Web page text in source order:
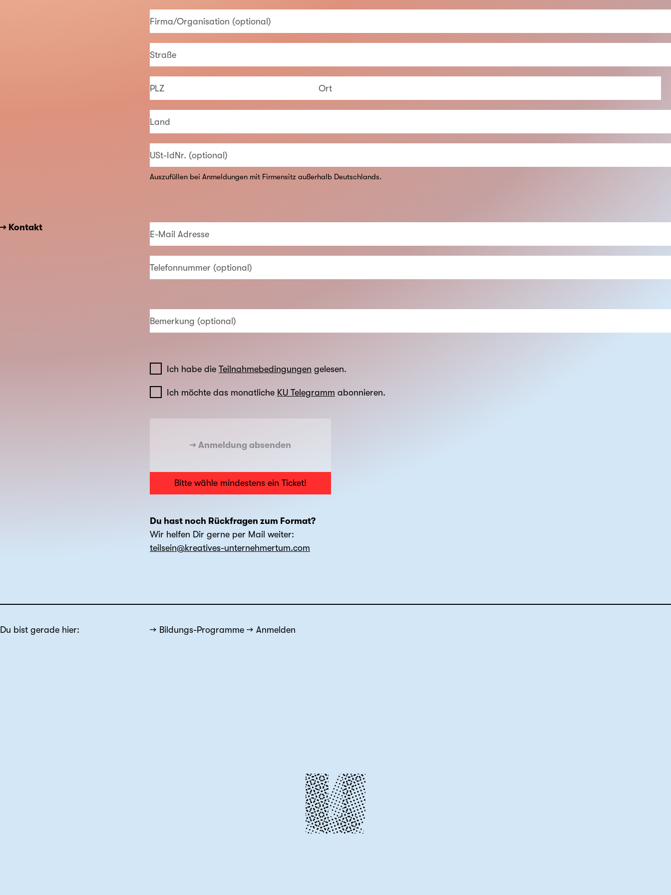
Firma/Organisation (optional)
Straße
PLZ Ort
Land
USt-IdNr. (optional)
Auszufüllen bei Anmeldungen mit Firmensitz außerhalb Deutschlands.
→ Kontakt
E-Mail Adresse
Telefonnummer (optional)
Bemerkung (optional)
Ich habe die Teilnahmebedingungen gelesen.
Ich möchte das monatliche KU Telegramm abonnieren.
→ Anmeldung absenden
Bitte wähle mindestens ein Ticket!
Du hast noch Rückfragen zum Format?
Wir helfen Dir gerne per Mail weiter:
teilsein@kreatives-unternehmertum.com
Du bist gerade hier: Bildungs-Programme Anmelden